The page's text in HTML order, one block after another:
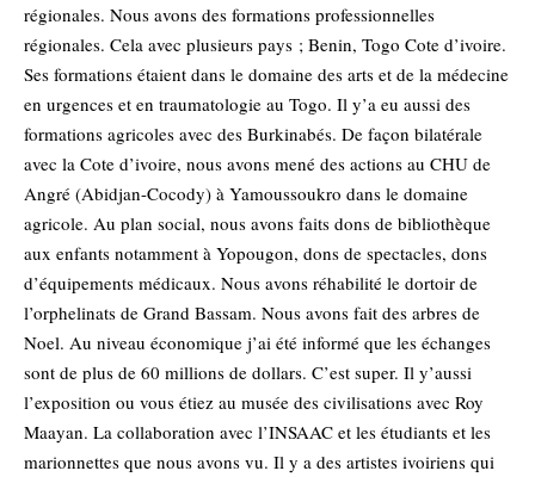
régionales. Nous avons des formations professionnelles
régionales. Cela avec plusieurs pays ; Benin, Togo Cote d’ivoire.
Ses formations étaient dans le domaine des arts et de la médecine
en urgences et en traumatologie au Togo. Il y’a eu aussi des
formations agricoles avec des Burkinabés. De façon bilatérale
avec la Cote d’ivoire, nous avons mené des actions au CHU de
Angré (Abidjan-Cocody) à Yamoussoukro dans le domaine
agricole. Au plan social, nous avons faits dons de bibliothèque
aux enfants notamment à Yopougon, dons de spectacles, dons
d’équipements médicaux. Nous avons réhabilité le dortoir de
l’orphelinats de Grand Bassam. Nous avons fait des arbres de
Noel. Au niveau économique j’ai été informé que les échanges
sont de plus de 60 millions de dollars. C’est super. Il y’aussi
l’exposition ou vous étiez au musée des civilisations avec Roy
Maayan. La collaboration avec l’INSAAC et les étudiants et les
marionnettes que nous avons vu. Il y a des artistes ivoiriens qui